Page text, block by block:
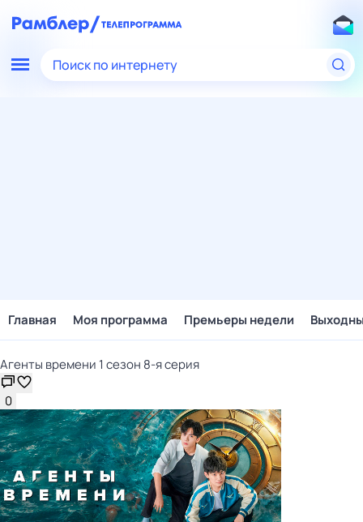
Поиск по интернету
Главная Моя программа Премьеры недели
Агенты времени 1 сезон 8-я серия
0